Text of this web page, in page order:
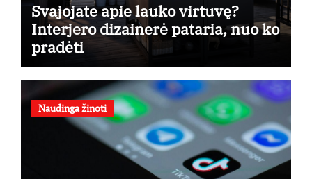
Svajojate apie lauko virtuvę?
Interjero dizainerė pataria, nuo ko
pradėti
Naudinga žinoti